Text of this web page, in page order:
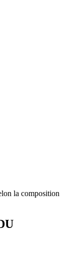
la composition